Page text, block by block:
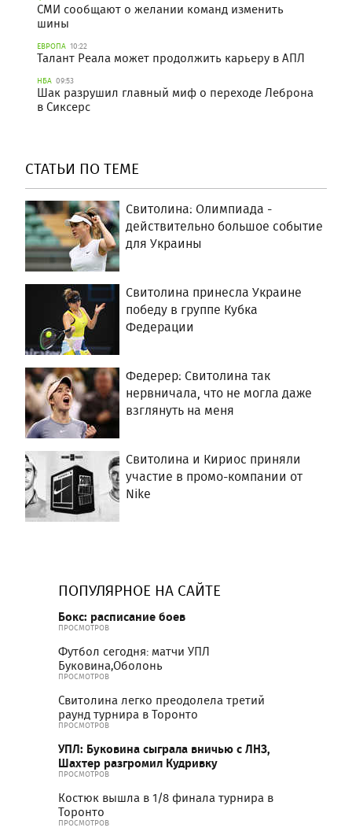
СМИ сообщают о желании команд изменить
шины
ЕВРОПА 10:22
Талант Реала может продолжить карьеру в АПЛ
НБА 09:53
Шак разрушил главный миф о переходе Леброна
в Сиксерс
СТАТЬИ ПО ТЕМЕ
Свитолина: Олимпиада -
действительно большое событие
для Украины
Свитолина принесла Украине
победу в группе Кубка
Федерации
Федерер: Свитолина так
нервничала, что не могла даже
взглянуть на меня
Свитолина и Кириос приняли
участие в промо-компании от
Nike
ПОПУЛЯРНОЕ НА САЙТЕ
Бокс: расписание боев
ПРОСМОТРОВ
Футбол сегодня: матчи УПЛ
Буковина,Оболонь
ПРОСМОТРОВ
Свитолина легко преодолела третий
раунд турнира в Торонто
ПРОСМОТРОВ
УПЛ: Буковина сыграла вничью с ЛНЗ,
Шахтер разгромил Кудривку
ПРОСМОТРОВ
Костюк вышла в 1/8 финала турнира в
Торонто
ПРОСМОТРОВ